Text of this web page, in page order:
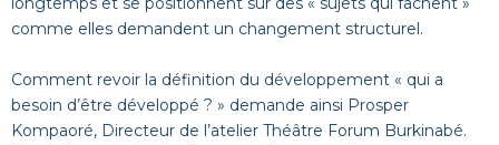
comme elles demandent un changement structurel.
Comment revoir la définition du développement « qui a
besoin d’être développé ? » demande ainsi Prosper
Kompaoré, Directeur de l’atelier Théâtre Forum Burkinabé.